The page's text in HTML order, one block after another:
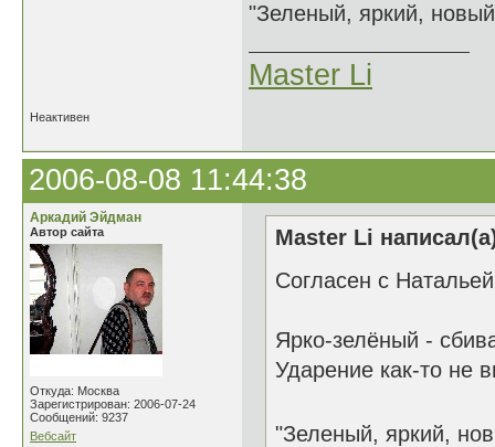
"Зеленый, яркий,
Master Li
Неактивен
2006-08-08 11:44:38
Аркадий Эйдман
Автор сайта
Откуда: Москва
Зарегистрирован: 2006-07-24
Сообщений: 9237
Вебсайт
Master Li
Согласен с
Ярко-зелёный -
Ударение как-то не
"Зеленый, яркий,